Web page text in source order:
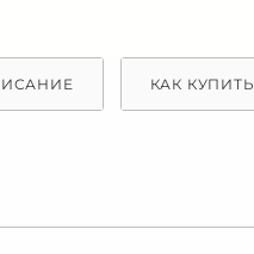
КАК КУПИТЬ